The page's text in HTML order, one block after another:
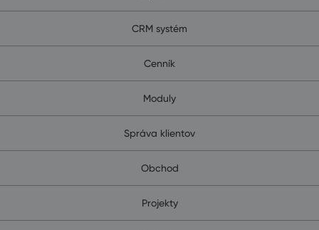
CRM systém
Cenník
Moduly
Správa klientov
Obchod
Projekty